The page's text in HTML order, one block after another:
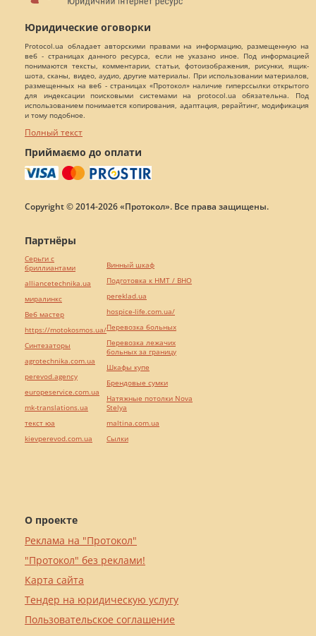
Юридические оговорки
Protocol.ua обладает авторскими правами на информацию, размещенную на
веб - страницах данного ресурса, если не указано иное. Под информацией
понимаются тексты, комментарии, статьи, фотоизображения, рисунки, ящик-
шота, сканы, видео, аудио, другие материалы. При использовании материалов,
размещенных на веб - страницах «Протокол» наличие гиперссылки открытого
для индексации поисковыми системами на protocol.ua обязательна. Под
использованием понимается копирования, адаптация, рерайтинг, модификация
и тому подобное.
Полный текст
Приймаємо до оплати
Copyright © 2014-2026 «Протокол». Все права защищены.
О проекте
Реклама на "Протокол"
"Протокол" без реклами!
Карта сайта
Тендер на юридическую услугу
Пользовательское соглашение
Партнёры
Серьги с
бриллиантами
alliancetechnika.ua
миралинкс
Веб мастер
https://motokosmos.ua/
Синтезаторы
agrotechnika.com.ua
perevod.agency
europeservice.com.ua
mk-translations.ua
текст юа
kievperevod.com.ua
Винный шкаф
Подготовка к НМТ / ВНО
pereklad.ua
hospice-life.com.ua/
Перевозка больных
Перевозка лежачих
больных за границу
Шкафы купе
Брендовые сумки
Натяжные потолки Nova
Stelya
maltina.com.ua
Cылки